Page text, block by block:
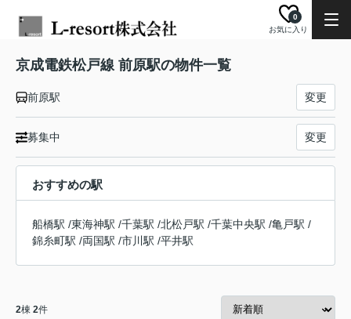
お気に入り
0
京成電鉄松戸線 前原駅の物件一覧
前原駅 変更
募集中 変更
おすすめの駅
船橋駅 /東海神駅 /千葉駅 /北松戸駅 /千葉中央駅 /亀戸駅 /
錦糸町駅 /両国駅 /市川駅 /平井駅
2棟 2件